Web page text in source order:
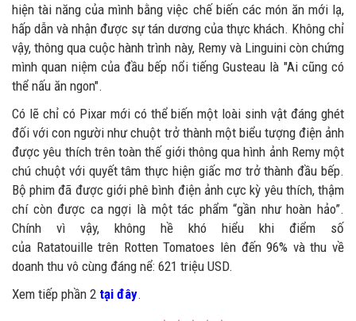
hiện tài năng của mình bằng việc chế biến các món ăn mới lạ,
hấp dẫn và nhận được sự tán dương của thực khách. Không chỉ
vậy, thông qua cuộc hành trình này, Remy và Linguini còn chứng
mình quan niệm của đầu bếp nổi tiếng Gusteau là "Ai cũng có
thể nấu ăn ngon".
Có lẽ chỉ có Pixar mới có thể biến một loài sinh vật đáng ghét
đối với con người như chuột trở thành một biểu tượng điện ảnh
được yêu thích trên toàn thế giới thông qua hình ảnh Remy một
chú chuột với quyết tâm thực hiện giấc mơ trở thành đầu bếp.
Bộ phim đã được giới phê bình điện ảnh cực kỳ yêu thích, thậm
chí còn được ca ngợi là một tác phẩm “gần như hoàn hảo”.
Chính vì vậy, không hề khó hiểu khi điểm số
của Ratatouille trên Rotten Tomatoes lên đến 96% và thu về
doanh thu vô cùng đáng nể: 621 triệu USD.
Xem tiếp phần 2 tại đây.